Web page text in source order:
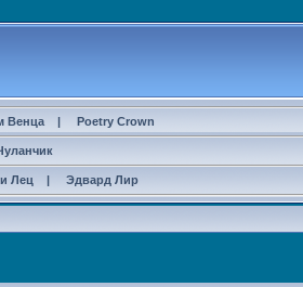
Венца | Poetry Crown
Лец | Эдвард Лир